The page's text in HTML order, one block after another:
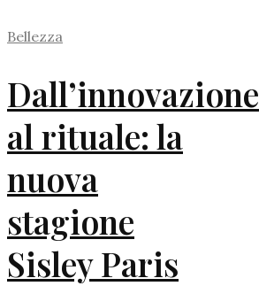
Bellezza
Dall’innovazione
al rituale: la
nuova
stagione
Sisley Paris